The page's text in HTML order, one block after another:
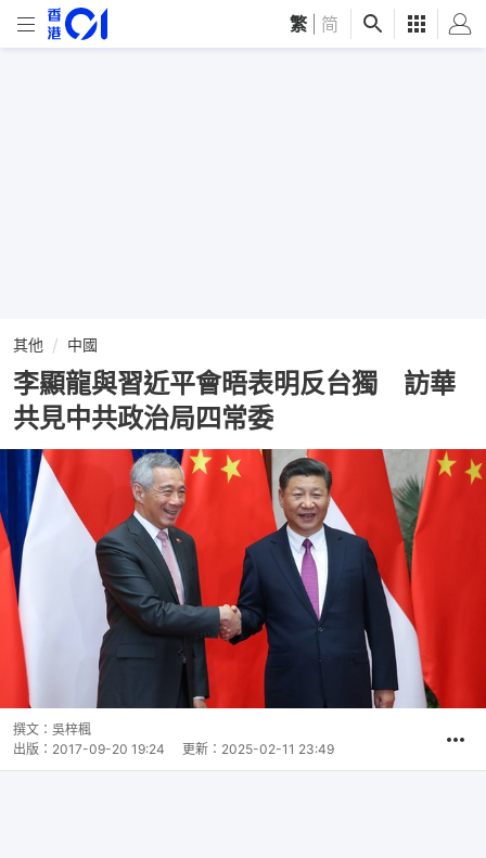
繁 简
其他 中國
李顯龍與習近平會晤表明反台獨 訪華
共見中共政治局四常委
撰文： 吳梓楓
出版： 2017-09-20 19:24 更新： 2025-02-11 23:49